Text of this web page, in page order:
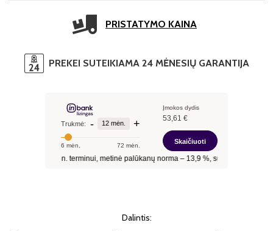
PRISTATYMO KAINA
PREKEI SUTEIKIAMA 24 MĖNESIŲ GARANTIJA
Dalintis: